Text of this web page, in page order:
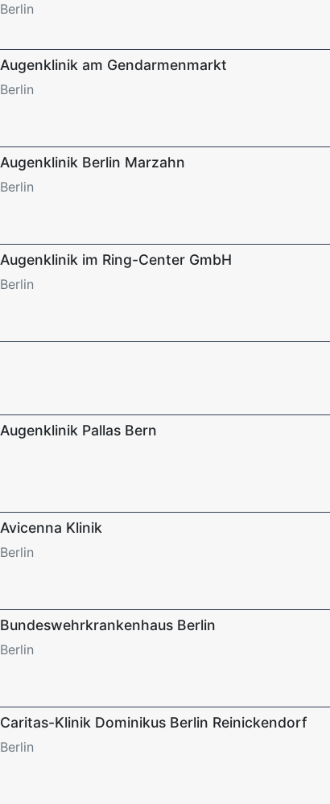
Berlin
Augenklinik am Gendarmenmarkt
Berlin
Augenklinik Berlin Marzahn
Berlin
Augenklinik im Ring-Center GmbH
Berlin
Augenklinik Pallas Bern
Avicenna Klinik
Berlin
Bundeswehrkrankenhaus Berlin
Berlin
Caritas-Klinik Dominikus Berlin Reinickendorf
Berlin